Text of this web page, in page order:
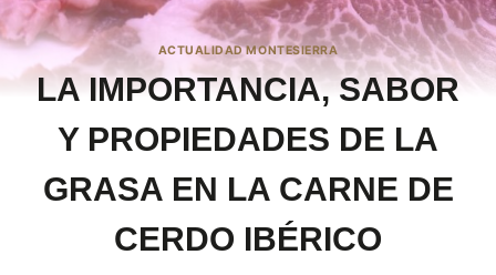
ACTUALIDAD MONTESIERRA
LA IMPORTANCIA, SABOR
Y PROPIEDADES DE LA
GRASA EN LA CARNE DE
CERDO IBÉRICO